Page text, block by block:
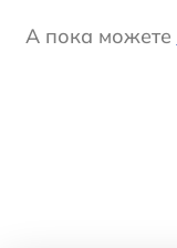
А пока можете